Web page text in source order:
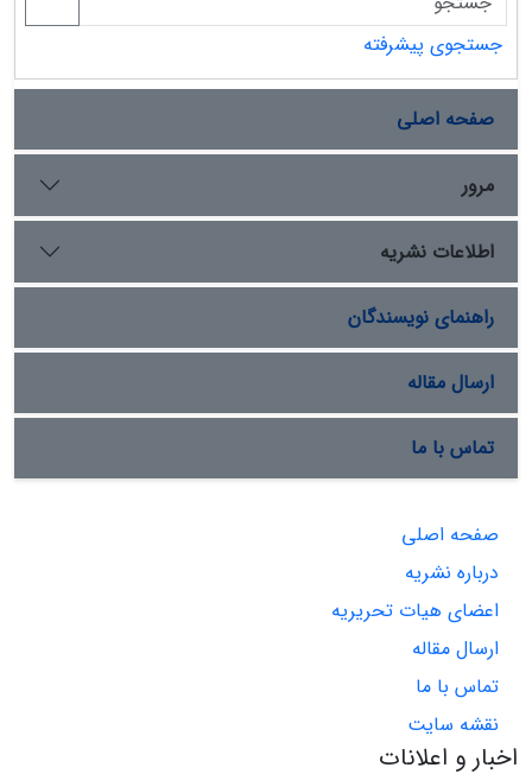
جستجوی پیشرفته
صفحه اصلی
مرور
اطلاعات نشریه
راهنمای نویسندگان
ارسال مقاله
تماس با ما
صفحه اصلی
درباره نشریه
اعضای هیات تحریریه
ارسال مقاله
تماس با ما
نقشه سایت
اخبار و اعلانات